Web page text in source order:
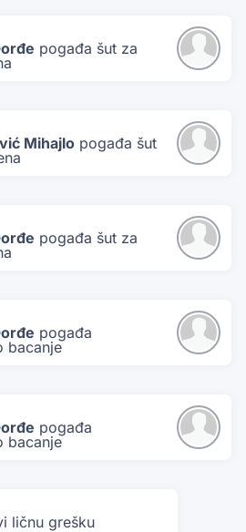
pogađa šut za
Mihajlopogađa šut
pogađa šut za
pogađa
bacanje
pogađa
bacanje
ličnu grešku